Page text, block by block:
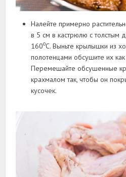
Налейте примерно
в 5 см в кастрюлю с толстым
160оС. Выньте крылышки из
полотенцами обсушите их
Перемешайте обсушенные
крахмалом так, чтобы он
кусочек.